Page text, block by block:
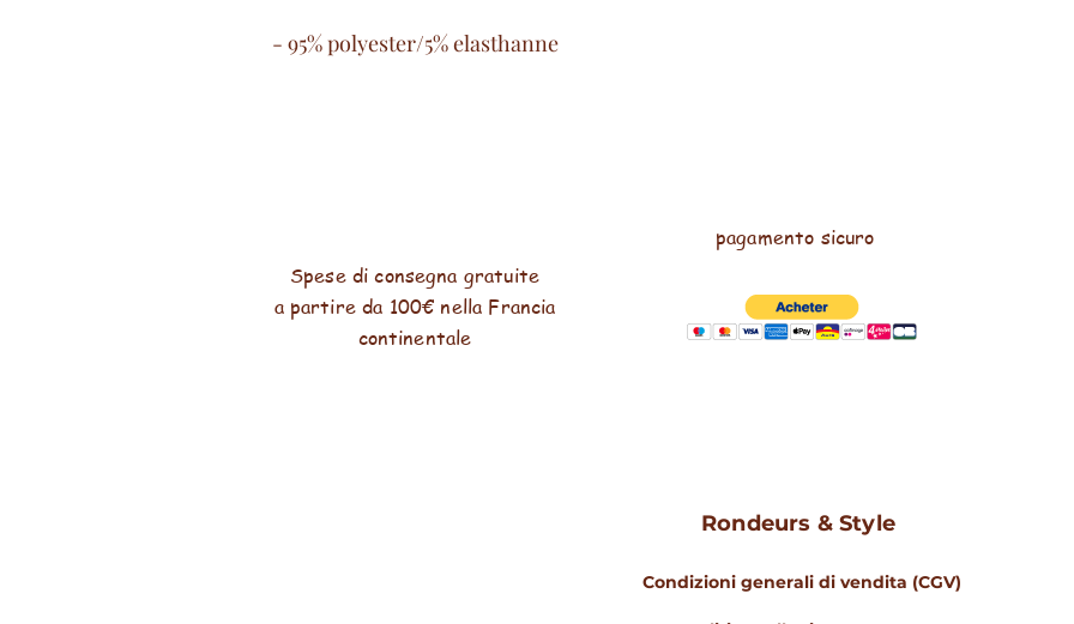
- 95% polyester/5% elasthanne
pagamento sicuro
Spese di consegna gratuite
a partire da 100€ nella Francia
continentale
Rondeurs & Style
Condizioni generali di vendita (CGV)